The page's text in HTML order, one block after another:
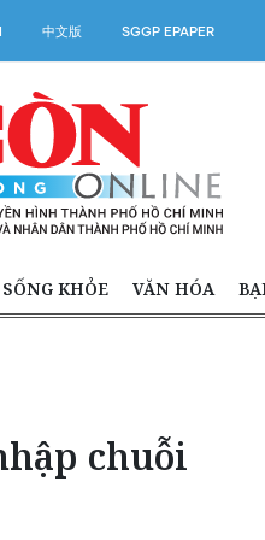
中文版 SGGP EPAPER
SỐNG KHỎE VĂN HÓA
chuỗi